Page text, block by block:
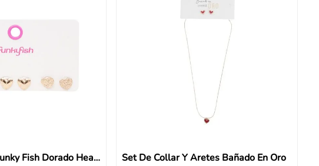
Set De Aretes Funky Fish Dorado Heart Trio Set De Collar Y Aretes Bañado En Oro